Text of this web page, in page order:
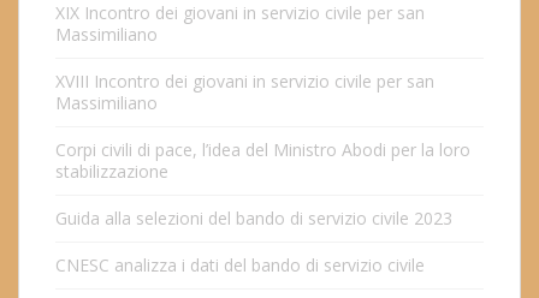
XIX Incontro dei giovani in servizio civile per san
Massimiliano
XVIII Incontro dei giovani in servizio civile per san
Massimiliano
Corpi civili di pace, l’idea del Ministro Abodi per la loro
stabilizzazione
Guida alla selezioni del bando di servizio civile 2023
CNESC analizza i dati del bando di servizio civile